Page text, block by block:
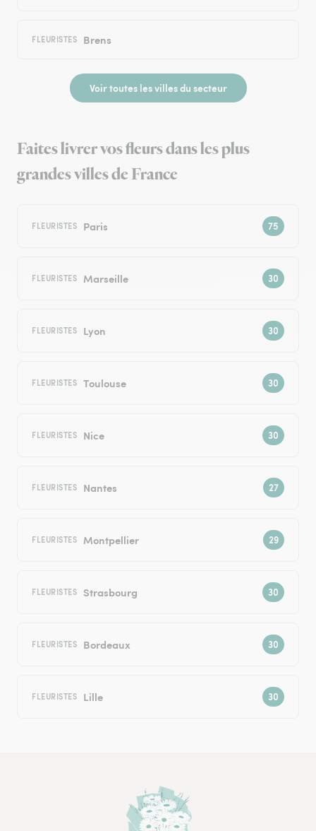
FLEURISTES Brens
Voir toutes les villes du secteur
Faites livrer vos fleurs dans les plus
grandes villes de France
FLEURISTES Paris
FLEURISTES Marseille
FLEURISTES Lyon
FLEURISTES Toulouse
FLEURISTES Nice
FLEURISTES Nantes
FLEURISTES Montpellier
FLEURISTES Strasbourg
FLEURISTES Bordeaux
FLEURISTES Lille